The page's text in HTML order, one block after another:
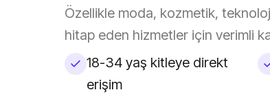
Özellikle moda, kozmetik,
hitap eden hizmetler için verimli
18-34 yaş kitleye direkt
erişim